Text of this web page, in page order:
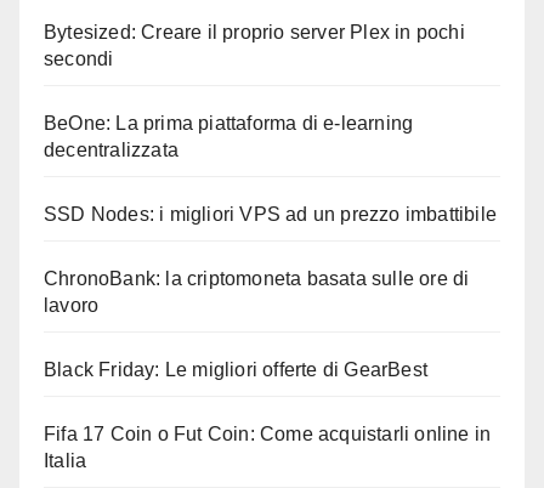
Bytesized: Creare il proprio server Plex in pochi
secondi
BeOne: La prima piattaforma di e-learning
decentralizzata
SSD Nodes: i migliori VPS ad un prezzo imbattibile
ChronoBank: la criptomoneta basata sulle ore di
lavoro
Black Friday: Le migliori offerte di GearBest
Fifa 17 Coin o Fut Coin: Come acquistarli online in
Italia